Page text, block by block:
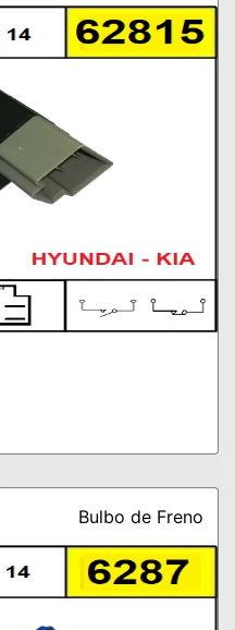
Bulbo de Freno